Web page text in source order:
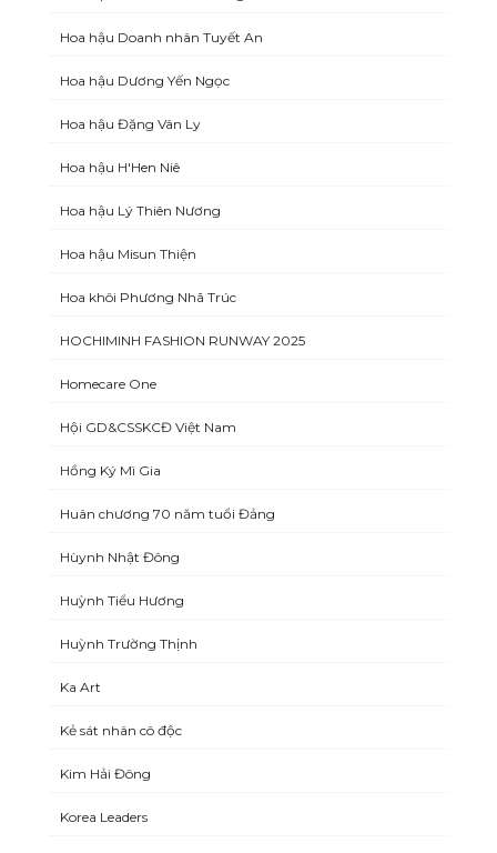
Hoa hậu Doanh nhân Tuyết An
Hoa hậu Dương Yến Ngọc
Hoa hậu Đặng Vân Ly
Hoa hậu H'Hen Niê
Hoa hậu Lý Thiên Nương
Hoa hậu Misun Thiện
Hoa khôi Phương Nhã Trúc
HOCHIMINH FASHION RUNWAY 2025
Homecare One
Hội GD&CSSKCĐ Việt Nam
Hồng Ký Mì Gia
Huân chương 70 năm tuổi Đảng
Hùynh Nhật Đông
Huỳnh Tiểu Hương
Huỳnh Trường Thịnh
Ka Art
Kẻ sát nhân cô độc
Kim Hải Đông
Korea Leaders